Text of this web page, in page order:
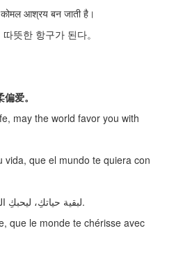
कोमल आश्रय बन जाती है।
따뜻한 항구가 된다。
爱。
may the world favor you with
vida, que el mundo te quiera con
لبقية حياتكِ، ليحبكِ العالم بلطف وامتياز.
que le monde te chérisse avec